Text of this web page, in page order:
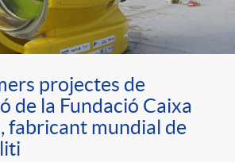
projectes de
de la Fundació Caixa
fabricant mundial de